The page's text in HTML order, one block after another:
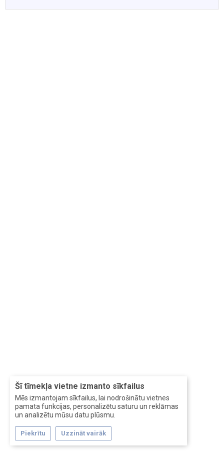
Šī tīmekļa vietne izmanto sīkfailus
Mēs izmantojam sīkfailus, lai nodrošinātu vietnes
pamata funkcijas, personalizētu saturu un reklāmas
un analizētu mūsu datu plūsmu.
Piekrītu Uzzināt vairāk